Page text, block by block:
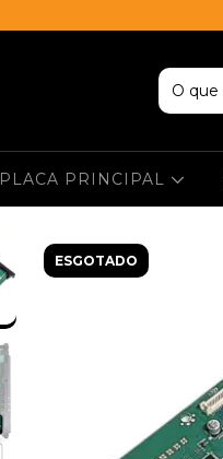
PLACA PRINCIPAL
ESGOTADO